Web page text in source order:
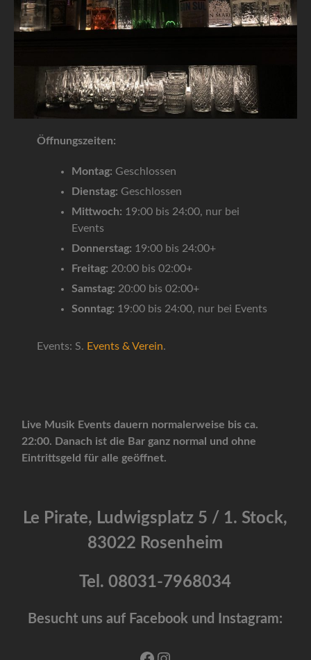
Öffnungszeiten:
Montag: Geschlossen
Dienstag: Geschlossen
Mittwoch: 19:00 bis 24:00, nur bei
Events
Donnerstag: 19:00 bis 24:00+
Freitag: 20:00 bis 02:00+
Samstag: 20:00 bis 02:00+
Sonntag: 19:00 bis 24:00, nur bei Events
Events: S. Events & Verein.
Live Musik Events dauern normalerweise bis ca.
22:00. Danach ist die Bar ganz normal und ohne
Eintrittsgeld für alle geöffnet.
Le Pirate, Ludwigsplatz 5 / 1. Stock,
83022 Rosenheim
Tel. 08031-7968034
Besucht uns auf Facebook und Instagram: